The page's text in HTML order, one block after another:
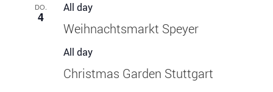
DO.
4
All day
Weihnachtsmarkt Speyer
All day
Christmas Garden Stuttgart